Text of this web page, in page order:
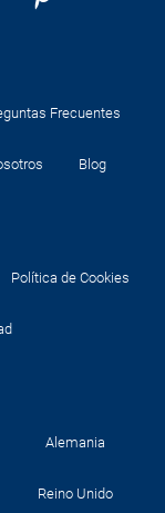
Frecuentes
Blog
Política de Cookies
Alemania
Reino Unido